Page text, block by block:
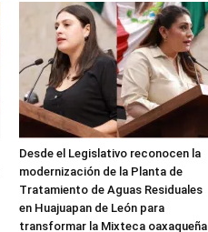
Desde el Legislativo reconocen la
modernización de la Planta de
Tratamiento de Aguas Residuales
en Huajuapan de León para
transformar la Mixteca oaxaqueña